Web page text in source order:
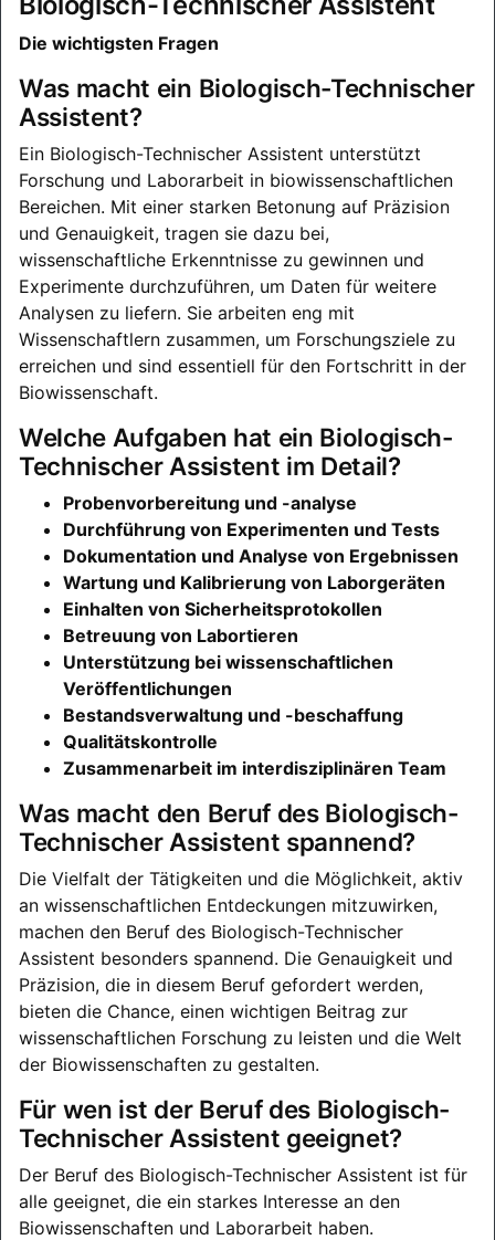
Die wichtigsten Fragen
Was macht ein Biologisch-Technischer
Assistent?
Ein Biologisch-Technischer Assistent unterstützt
Forschung und Laborarbeit in biowissenschaftlichen
Bereichen. Mit einer starken Betonung auf Präzision
und Genauigkeit, tragen sie dazu bei,
wissenschaftliche Erkenntnisse zu gewinnen und
Experimente durchzuführen, um Daten für weitere
Analysen zu liefern. Sie arbeiten eng mit
Wissenschaftlern zusammen, um Forschungsziele zu
erreichen und sind essentiell für den Fortschritt in der
Biowissenschaft.
Welche Aufgaben hat ein Biologisch-
Technischer Assistent im Detail?
Probenvorbereitung und -analyse
Durchführung von Experimenten und Tests
Dokumentation und Analyse von Ergebnissen
Wartung und Kalibrierung von Laborgeräten
Einhalten von Sicherheitsprotokollen
Betreuung von Labortieren
Unterstützung bei wissenschaftlichen
Veröffentlichungen
Bestandsverwaltung und -beschaffung
Qualitätskontrolle
Zusammenarbeit im interdisziplinären Team
Was macht den Beruf des Biologisch-
Technischer Assistent spannend?
Die Vielfalt der Tätigkeiten und die Möglichkeit, aktiv
an wissenschaftlichen Entdeckungen mitzuwirken,
machen den Beruf des Biologisch-Technischer
Assistent besonders spannend. Die Genauigkeit und
Präzision, die in diesem Beruf gefordert werden,
bieten die Chance, einen wichtigen Beitrag zur
wissenschaftlichen Forschung zu leisten und die Welt
der Biowissenschaften zu gestalten.
Für wen ist der Beruf des Biologisch-
Technischer Assistent geeignet?
Der Beruf des Biologisch-Technischer Assistent ist für
alle geeignet, die ein starkes Interesse an den
Biowissenschaften und Laborarbeit haben.